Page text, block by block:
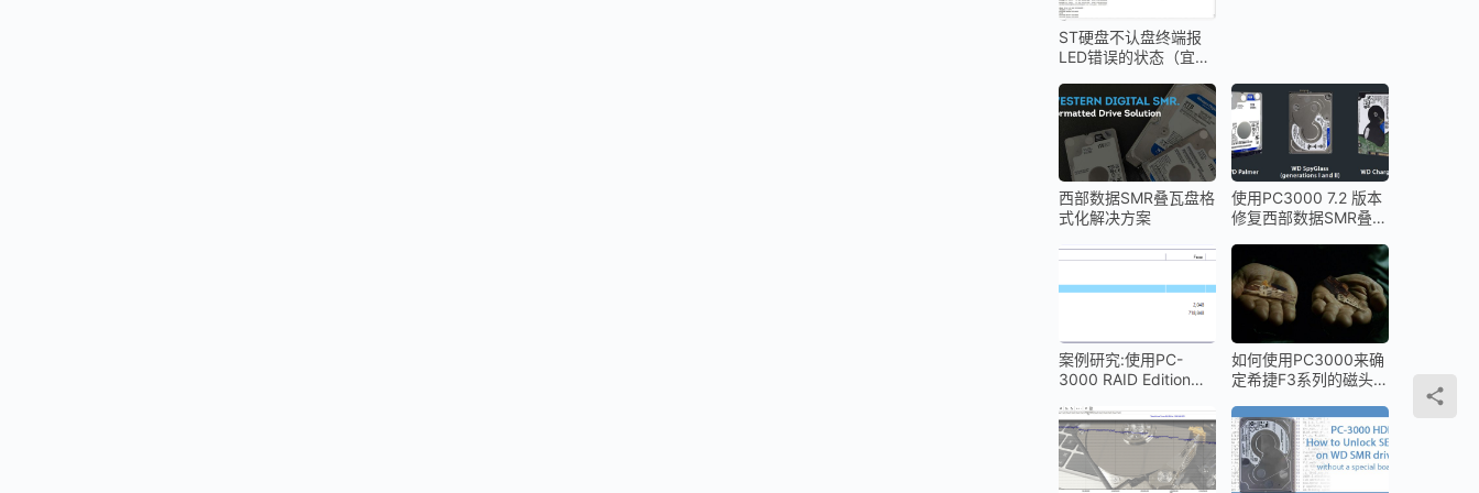
ST硬盘不认盘终端报
LED错误的状态（宜昌
西部数据SMR叠瓦盘格
式化解决方案
使用PC3000 7.2 版本
修复西部数据SMR叠瓦
案例研究:使用PC-
3000 RAID Edition进
1-2-3一样容易
如何使用PC3000来确
定希捷F3系列的磁头前